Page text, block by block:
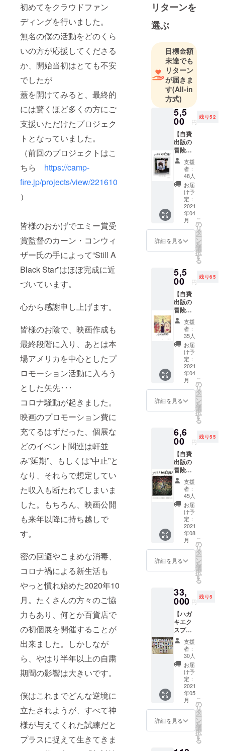
初めてをクラウドファン
ディングを行いました。
無名の僕の活動をどのくら
いの方が応援してくださる
か、開始当初はとても不安
でしたが
蓋を開けてみると、最終的
には驚くほど多くの方にご
支援いただけたプロジェク
トとなっていました。
（前回のプロジェクトはこ
ちら https://camp-
fire.jp/projects/view/221610
）
皆様のおかげでエミー賞受
賞監督のカーン・コンウィ
ザー氏の手によって“Still A
Black Star”はほぼ完成に近
づいています。
心から感謝申し上げます。
皆様のお陰で、映画作成も
最終段階に入り、あとは本
場アメリカを中心としたプ
ロモーション活動に入ろう
とした矢先･･･
コロナ騒動が起きました。
映画のプロモーション費に
充てるはずだった、個展な
どのイベント関連は軒並
み”延期”、もしくは”中止”と
なり、それらで想定してい
た収入も断たれてしまいま
した。もちろん、映画公開
も来年以降に持ち越しで
す。
密の回避やこまめな消毒、
コロナ禍による新生活も
やっと慣れ始めた2020年10
月。たくさんの方々のご協
力もあり、何とか百貨店で
の初個展を開催することが
出来ました。しかしなが
ら、やはり半年以上の自粛
期間の影響は大きいです。
僕はこれまでどんな逆境に
立たされようが、すべて神
様が与えてくれた試練だと
プラスに捉えて生きてきま
れ。2009
年、自ら経
営する会社
が倒産し路
上の画家
に。2017年6
月「世界最
大級の電子
機器の墓
場」と言わ
れるガーナ
のスラム
街・アグボ
グブロシー
を訪れ、先
進国が捨て
た電子機器
を燃やすこ
とで生計を
立てる人々
との出会い
から、経
済・文化・
貢献）の3軸
が好循環す
る「サステ
ナブル・
キャピタリ
ズム」を提
唱し、現地
の廃棄物を
使ったアー
トの販売や
リサイクル
事業などで
得た利益で
環境改善を
目指す事業
を行なって
いる。
リターンを
選ぶ
目標金額
未達でも
リターン
が届きま
す(All-in
方式)
5,5
00 円
残り52
【自費
出版の
冒険記
「Still A
Black
StarⅠ
」第1
巻】※第
2版 内
容：
ガーナ
のスラ
ム街ア
グボグ
ブロ
訪れた
この冒
険のゼ
ロ地点
から始
まるス
トー
リー。
約８万
文字 ※
一般流
通して
おら
ず、対
面販売
のみの
貴重な
の本が6
できる
と、1か
ム街の
小学校
が運営
できる
仕組み
になっ
ていま
す。
支援
者：
48人
お届
け予
定：
2021
年04
月
詳細を見る
こ
の
リ
タ
ー
ン
を
選
択
す
る
5,5
00 円
残り65
【自費
出版の
冒険記
「Still A
Black
StarⅠ
」第2
巻】 内
容：３
度目の
渡航か
ら、ア
グボグ
ブロ
シーに
学校を
設立す
るまで
のス
トー
リー。
約１２
万文字
※一般流
通して
おら
ず、対
面販売
のみの
貴重な
本。こ
の本が6
月スラ
ム街の
が運営
できる
仕組み
になっ
ていま
す。
支援
者：
35人
お届
け予
定：
2021
年04
月
詳細を見る
こ
の
リ
タ
ー
ン
を
選
択
す
る
6,6
00 円
残り55
【自費
出版の
冒険記
「Still A
Black
StarⅠ
」第3
巻】 内
容：ア
グボグ
ブロ
シーに
自身の
アート
ミュー
る様子
を、映
画の撮
影のエ
ピソー
ドも交
えて描
くス
トー
リー。
20万文
字以上
の大
作！！
※一般流
通して
おら
支援
者：
45人
お届
け予
定：
2021
年08
月
詳細を見る
こ
の
リ
タ
ー
ン
を
選
択
す
る
33,
000 円
残り5
【ハガ
キエク
スプレ
ス】 ハ
ガキに
長坂が
絵を描
き、お
送りし
ます。
どんな
絵が届
くかは
お楽し
み！ ※
支援
者：
30人
お届
け予
定：
2021
年05
月
詳細を見る
こ
の
リ
タ
ー
ン
を
選
択
す
る